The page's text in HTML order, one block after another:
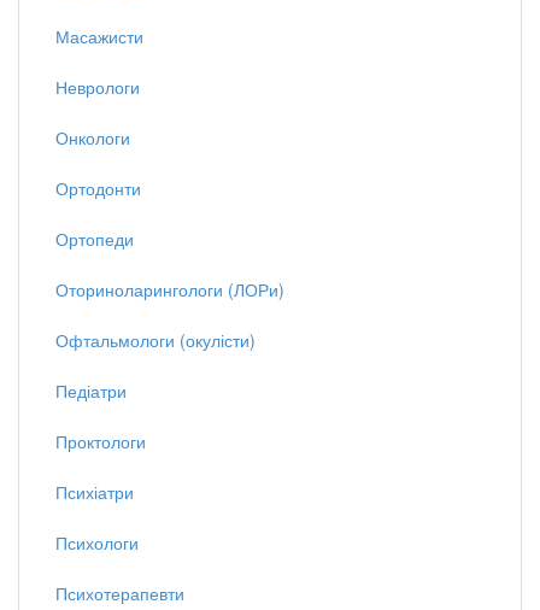
Масажисти
Неврологи
Онкологи
Ортодонти
Ортопеди
Оториноларингологи (ЛОРи)
Офтальмологи (окулісти)
Педіатри
Проктологи
Психіатри
Психологи
Психотерапевти